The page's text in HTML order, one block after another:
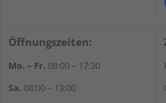
Öffnungszeiten:
Mo. – Fr. 08:00 – 17:30
Sa. 08:00 – 13:00